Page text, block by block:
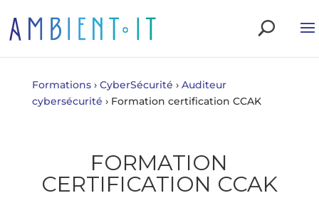
Formations › CyberSécurité › Auditeur
cybersécurité › Formation certification CCAK
FORMATION
CERTIFICATION CCAK